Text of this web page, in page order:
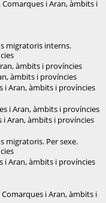
i Aran, àmbits i
migratoris interns.
àmbits i províncies
àmbits i províncies
i Aran, àmbits i províncies
i Aran, àmbits i províncies
i Aran, àmbits i províncies
migratoris. Per sexe.
i Aran, àmbits i províncies
i Aran, àmbits i